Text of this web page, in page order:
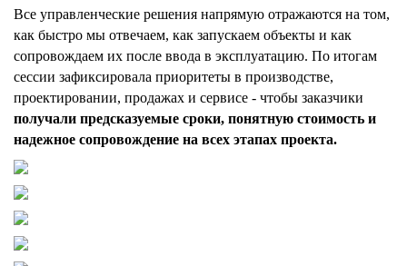
Все управленческие решения напрямую отражаются на том,
как быстро мы отвечаем, как запускаем объекты и как
сопровождаем их после ввода в эксплуатацию. По итогам
сессии зафиксировала приоритеты в производстве,
проектировании, продажах и сервисе - чтобы заказчики
получали предсказуемые сроки, понятную стоимость и
надежное сопровождение на всех этапах проекта.